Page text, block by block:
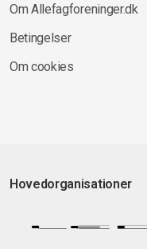
Om Allefagforeninger.dk
Betingelser
Om cookies
Hovedorganisationer